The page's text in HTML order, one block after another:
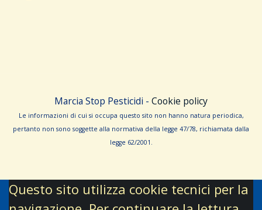
Marcia Stop Pesticidi - Cookie policy
Le informa­zioni di cui si occupa questo sito non hanno na­tura periodica,
pertanto non sono sog­gette alla normativa della legge 47/78, richiamata dalla
leg­ge 62/­2001.
Questo sito utilizza cookie tecnici per la